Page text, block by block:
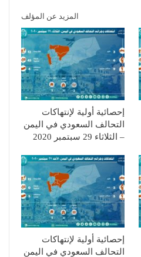
المزيد عن المؤلف
إحصائية أولية لإنتهاكات
التحالف السعودي في اليمن
– الثلاثاء 29 سبتمبر 2020
إحصائية أولية لإنتهاكات
التحالف السعودي في اليمن